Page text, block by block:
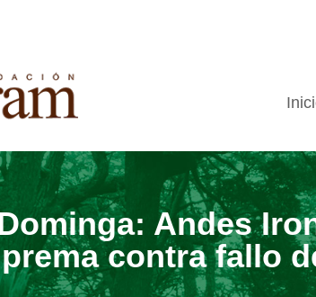
Andes
contra fallo